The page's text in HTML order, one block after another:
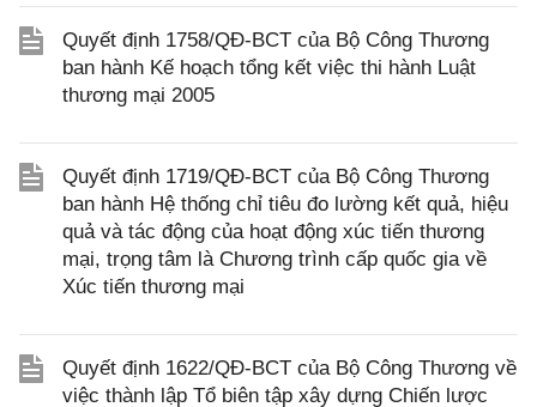
Quyết định 1758/QĐ-BCT của Bộ Công Thương
ban hành Kế hoạch tổng kết việc thi hành Luật
thương mại 2005
Quyết định 1719/QĐ-BCT của Bộ Công Thương
ban hành Hệ thống chỉ tiêu đo lường kết quả, hiệu
quả và tác động của hoạt động xúc tiến thương
mại, trọng tâm là Chương trình cấp quốc gia về
Xúc tiến thương mại
Quyết định 1622/QĐ-BCT của Bộ Công Thương về
việc thành lập Tổ biên tập xây dựng Chiến lược